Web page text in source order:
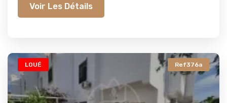
Voir Les Détails
LOUÉ Ref376a